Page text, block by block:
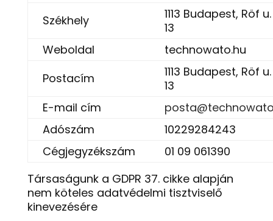
Székhely
1113 Budapest, Röf
13
Weboldal
technowato.hu
Postacím
1113 Budapest, Röf
13
E-mail cím
Adószám
10229284243
Cégjegyzékszám
01 09 061390
Társaságunk a GDPR 37. cikke alapján
nem köteles adatvédelmi tisztviselő
kinevezésére